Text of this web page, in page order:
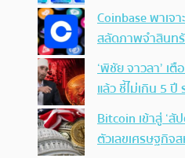
Coinbase พาเจ
สลัดภาพจำสินท
‘พิชัย จาวลา’ เ
แล้ว ชี้ไม่เกิน 5
Bitcoin เข้าสู่ ‘สั
ตัวเลขเศรษฐกิจ